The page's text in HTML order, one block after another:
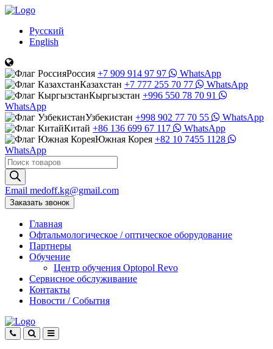
Русский
English
Россия +7 909 914 97 97
WhatsApp
Казахстан +7 777 255 70 77
WhatsApp
Кыргызстан +996 550 78 70 91
WhatsApp
Узбекистан +998 902 77 70 55
WhatsApp
Китай +86 136 699 67 117
WhatsApp
Южная Корея +82 10 7455 1128
WhatsApp
Поиск
товаров
Email medoff.kg@gmail.com
Заказать звонок
Главная
Офтальмологическое / оптическое оборудование
Партнеры
Обучение
Центр обучения Оptopol Revo
Сервисное обслуживание
Контакты
Новости / События